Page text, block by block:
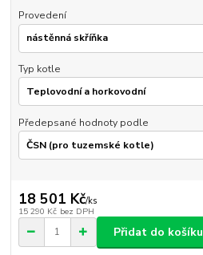
Provedení
Typ kotle
Předepsané hodnoty podle
18 501 Kč/ks
15 290 Kč bez DPH
Přidat do košíku